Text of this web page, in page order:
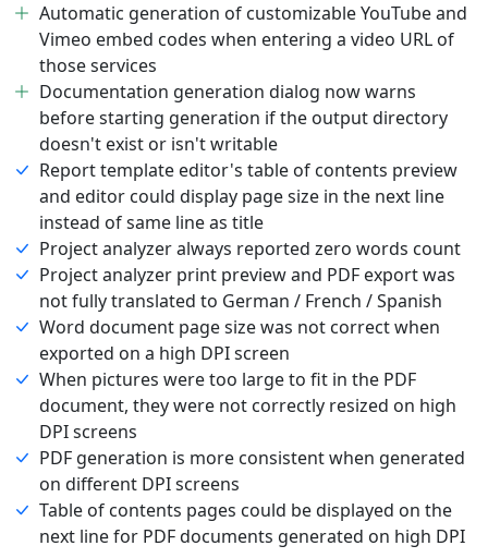
Automatic generation of customizable YouTube and
Vimeo embed codes when entering a video URL of
those services
Documentation generation dialog now warns
before starting generation if the output directory
doesn't exist or isn't writable
Report template editor's table of contents preview
and editor could display page size in the next line
instead of same line as title
Project analyzer always reported zero words count
Project analyzer print preview and PDF export was
not fully translated to German / French / Spanish
Word document page size was not correct when
exported on a high DPI screen
When pictures were too large to fit in the PDF
document, they were not correctly resized on high
DPI screens
PDF generation is more consistent when generated
on different DPI screens
Table of contents pages could be displayed on the
next line for PDF documents generated on high DPI